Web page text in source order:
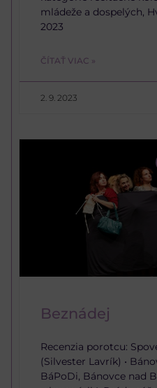
mládeže a dospelých,
2023
ČÍTAŤ VIAC »
2. 9. 2023
Beznádej
Recenzia porotcu:
(Silvester Lavrík) •
BáPoDi, Bánovce nad